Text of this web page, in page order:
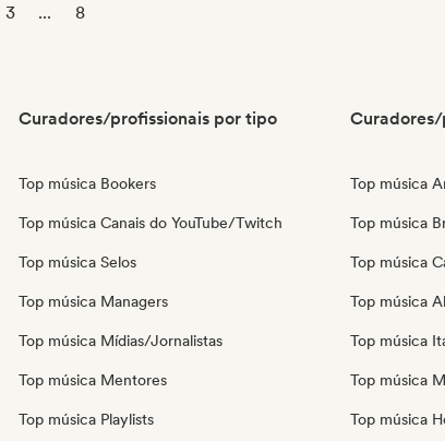
3 ... 8
Curadores/profissionais por tipo
Top música Bookers
Top música Canais do YouTube/Twitch
Top música Selos
Top música Managers
Top música Mídias/Jornalistas
Top música Mentores
Top música Playlists
Curadores/
Top música
Top música
Top música
Top música
Top música
Top música
Top música